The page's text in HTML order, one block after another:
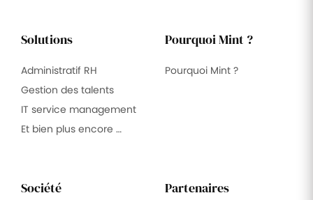
Solutions
Administratif RH
Gestion des talents
IT service management
Et bien plus encore …
Pourquoi Mint ?
Pourquoi Mint ?
Société Partenaires